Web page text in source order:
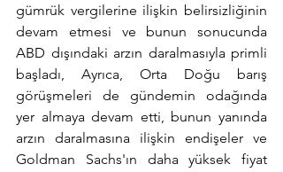
gümrük vergilerine ilişkin belirsizliğinin
devam etmesi ve bunun sonucunda
ABD dışındaki arzın daralmasıyla primli
başladı, Ayrıca, Orta Doğu barış
görüşmeleri de gündemin odağında
yer almaya devam etti, bunun yanında
arzın daralmasına ilişkin endişeler ve
Goldman Sachs'ın daha yüksek fiyat